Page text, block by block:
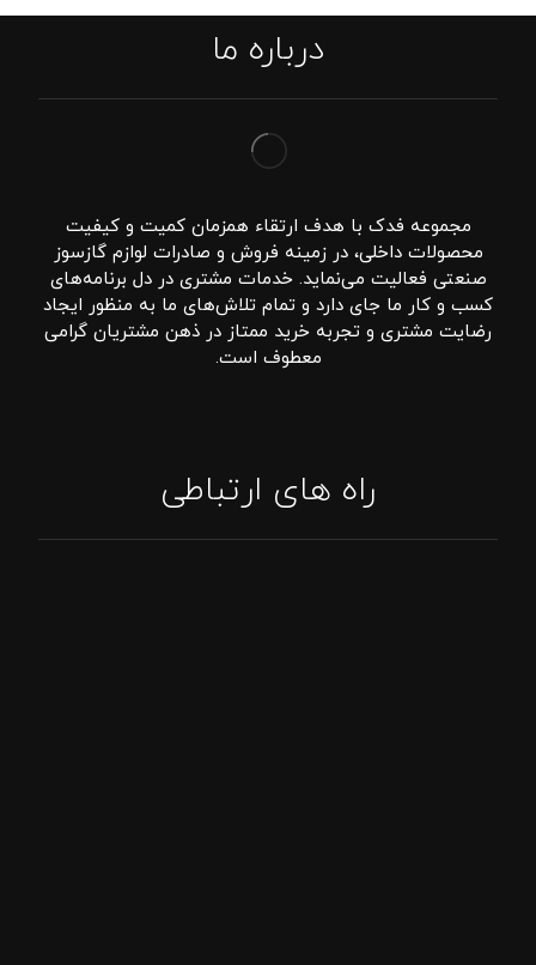
درباره ما
مجموعه فدک با هدف ارتقاء همزمان کمیت و کیفیت
محصولات داخلی، در زمینه فروش و صادرات لوازم گازسوز
صنعتی فعالیت می‌نماید. خدمات مشتری در دل برنامه‌های
کسب و کار ما جای دارد و تمام تلاش‌های ما به منظور ایجاد
رضایت مشتری و تجربه خرید ممتاز در ذهن مشتریان گرامی
معطوف است.
راه های ارتباطی